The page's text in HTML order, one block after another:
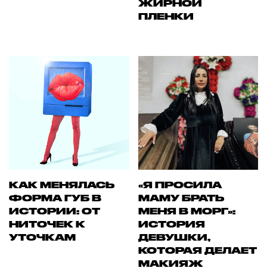
ЖИРНОЙ
ПЛЕНКИ
КАК МЕНЯЛАСЬ
ФОРМА ГУБ В
ИСТОРИИ: ОТ
НИТОЧЕК К
УТОЧКАМ
«Я ПРОСИЛА
МАМУ БРАТЬ
МЕНЯ В МОРГ»:
ИСТОРИЯ
ДЕВУШКИ,
КОТОРАЯ ДЕЛАЕТ
МАКИЯЖ